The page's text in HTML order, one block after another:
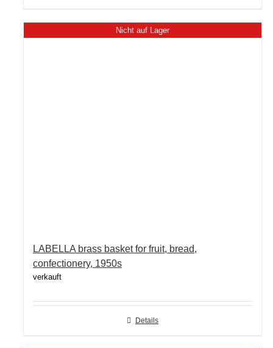
Nicht auf Lager
LABELLA brass basket for fruit, bread,
confectionery, 1950s
verkauft
Details